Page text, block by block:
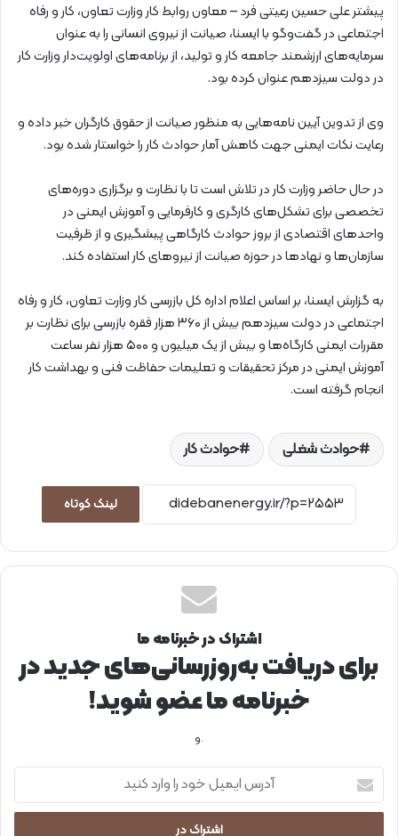
پیشتر علی حسین رعیتی فرد – معاون روابط کار وزارت تعاون، کار و رفاه
اجتماعی در گفت‌وگو با ایسنا، صیانت از نیروی انسانی را به عنوان
سرمایه‌های ارزشمند جامعه کار و تولید، از برنامه‌های اولویت‌دار وزارت کار
در دولت سیزدهم عنوان کرده بود.
وی از تدوین آیین نامه‌هایی به منظور صیانت از حقوق کارگران خبر داده و
رعایت نکات ایمنی جهت کاهش آمار حوادث کار را خواستار شده بود.
در حال حاضر وزارت کار در تلاش است تا با نظارت و برگزاری دوره‌های
تخصصی برای تشکل‌های کارگری و کارفرمایی و آموزش ایمنی در
واحدهای اقتصادی از بروز حوادث کارگاهی پیشگیری و از ظرفیت
سازمان‌ها و نهادها در حوزه صیانت از نیروهای کار استفاده کند.
به گزارش ایسنا، بر اساس اعلام اداره کل بازرسی کار وزارت تعاون، کار و رفاه
اجتماعی در دولت سیزدهم بیش از ۳۶۰ هزار فقره بازرسی برای نظارت بر
مقررات ایمنی کارگاه‌ها و بیش از یک میلیون و ۵۰۰ هزار نفر ساعت
آموزش ایمنی در مرکز تحقیقات و تعلیمات حفاظت فنی و بهداشت کار
انجام گرفته است.
حوادث شغلی حوادث کار
لینک کوتاه
اشتراک در خبرنامه ما
برای دریافت به‌روزرسانی‌های جدید در
خبرنامه ما عضو شوید!
.و
آ
ر